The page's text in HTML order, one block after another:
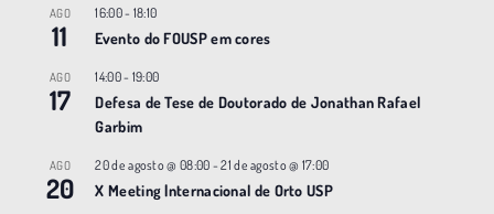
AGO
11
16:00- 18:10
Evento do FOUSP em cores
AGO
17
14:00- 19:00
Defesa de Tese de Doutorado de Jonathan Rafael
Garbim
AGO
20
20 de agosto @ 08:00 -21 de agosto @ 17:00
X Meeting |nternacional de Orto USP